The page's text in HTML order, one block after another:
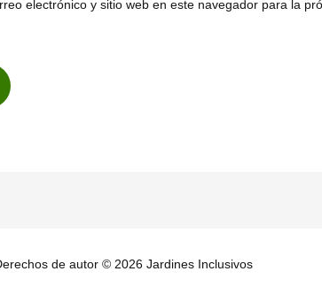
electrónico y sitio web en este navegador para la
de autor © 2026 Jardines Inclusivos